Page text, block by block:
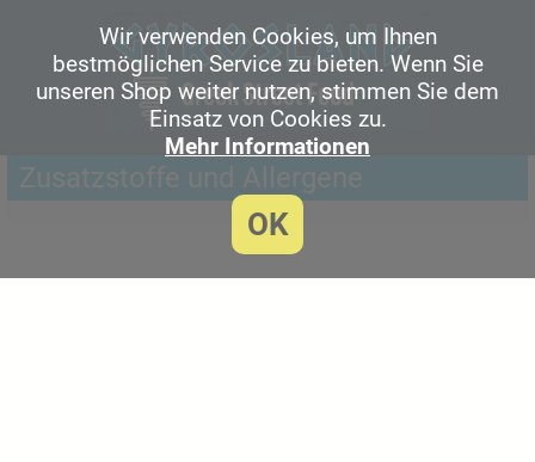
Zusatzstoffe und Allergene
Wir verwenden Cookies, um Ihnen
bestmöglichen Service zu bieten. Wenn Sie
unseren Shop weiter nutzen, stimmen Sie dem
Einsatz von Cookies zu.
Mehr Informationen
OK